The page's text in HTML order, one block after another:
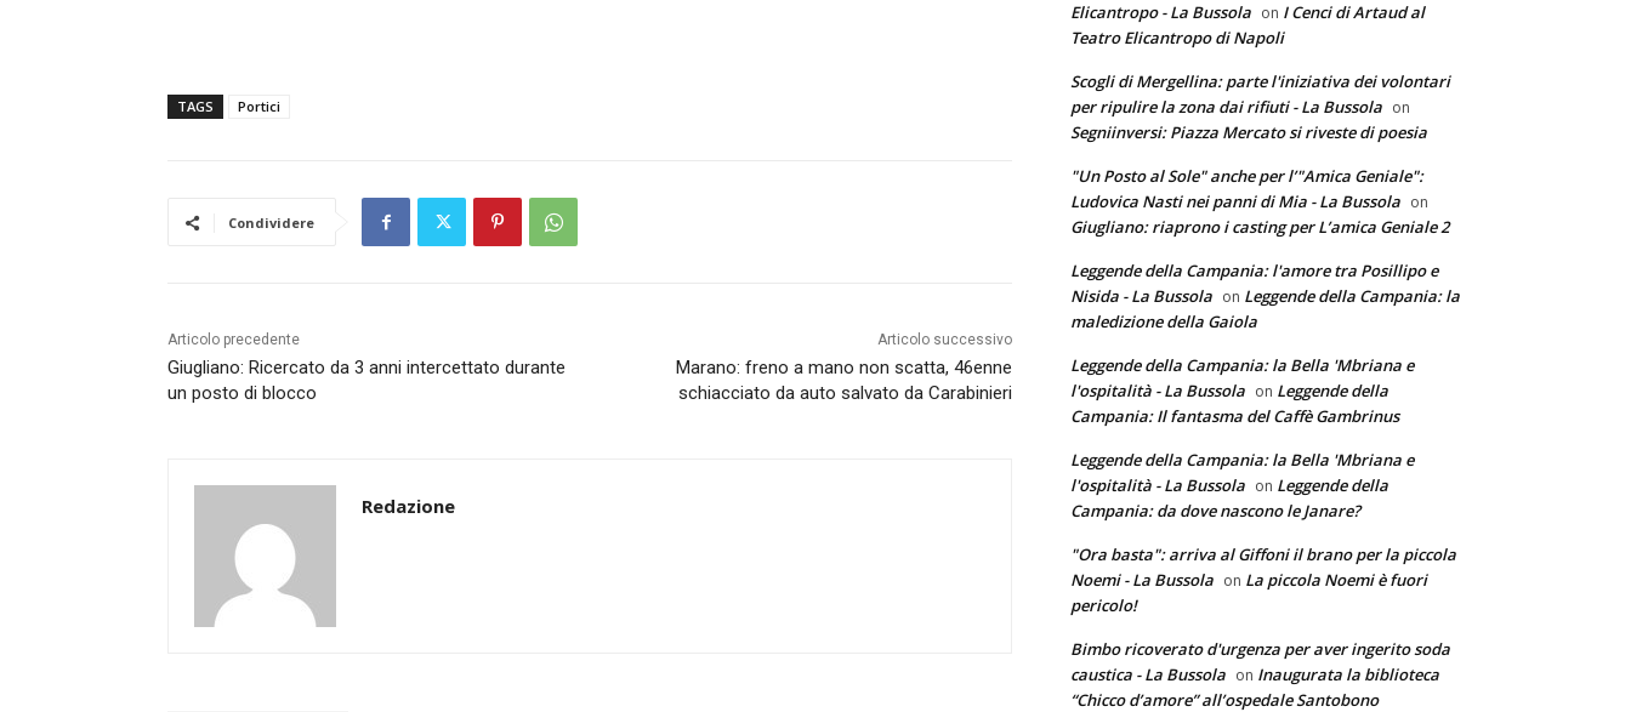
TAGS Portici
Condividere
Articolo precedente
Giugliano: Ricercato da 3 anni intercettato durante
un posto di blocco
Articolo successivo
Marano: freno a mano non scatta, 46enne
schiacciato da auto salvato da Carabinieri
Redazione
Elicantropo - La Bussola on I Cenci di Artaud al
Teatro Elicantropo di Napoli
Scogli di Mergellina: parte l'iniziativa dei volontari
per ripulire la zona dai rifiuti - La Bussola on
Segniinversi: Piazza Mercato si riveste di poesia
"Un Posto al Sole" anche per l’"Amica Geniale":
Ludovica Nasti nei panni di Mia - La Bussola on
Giugliano: riaprono i casting per L’amica Geniale 2
Leggende della Campania: l'amore tra Posillipo e
Nisida - La Bussola on Leggende della Campania: la
maledizione della Gaiola
Leggende della Campania: la Bella 'Mbriana e
l'ospitalità - La Bussola on Leggende della
Campania: Il fantasma del Caffè Gambrinus
Leggende della Campania: la Bella 'Mbriana e
l'ospitalità - La Bussola on Leggende della
Campania: da dove nascono le Janare?
"Ora basta": arriva al Giffoni il brano per la piccola
Noemi - La Bussola on La piccola Noemi è fuori
pericolo!
Bimbo ricoverato d'urgenza per aver ingerito soda
caustica - La Bussola on Inaugurata la biblioteca
“Chicco d’amore” all’ospedale Santobono